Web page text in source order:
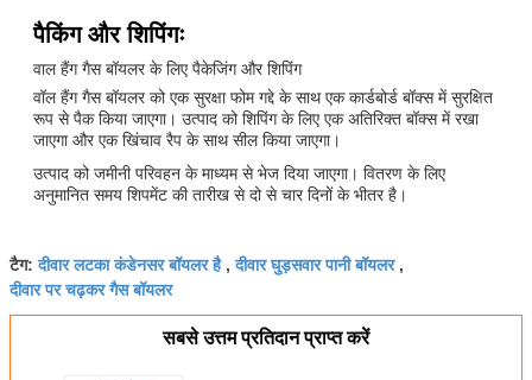
पैकिंग और शिपिंगः
वाल हैंग गैस बॉयलर के लिए पैकेजिंग और शिपिंग
वॉल हैंग गैस बॉयलर को एक सुरक्षा फोम गद्दे के साथ एक कार्डबोर्ड बॉक्स में सुरक्षित
रूप से पैक किया जाएगा। उत्पाद को शिपिंग के लिए एक अतिरिक्त बॉक्स में रखा
जाएगा और एक खिंचाव रैप के साथ सील किया जाएगा।
उत्पाद को जमीनी परिवहन के माध्यम से भेज दिया जाएगा। वितरण के लिए
अनुमानित समय शिपमेंट की तारीख से दो से चार दिनों के भीतर है।
टैग:दीवार लटका कंडेनसर बॉयलर है,दीवार घुड़सवार पानी बॉयलर,
दीवार पर चढ़कर गैस बॉयलर
सबसे उत्तम प्रतिदान प्राप्त करें